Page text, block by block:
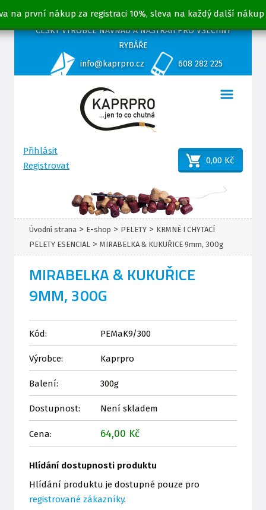
na první nákup za registraci 10%, sleva na každý další nákup
ČESKÝ VÝROBCE NÁVNAD A NÁSTRAH PRO VŠECHNY
RYBÁŘE
info@kaprpro.cz
608 282 225
Přihlásit
Registrovat
0,00 Kč
Úvodní strana > E-shop > PELETY > KRMNÉ I CHYTACÍ
PELETY ESENCIAL > MIRABELKA & KUKUŘICE 9mm, 300g
MIRABELKA & KUKUŘICE
9MM, 300G
Kód: PEMaK9/300
Výrobce: Kaprpro
Balení: 300g
Dostupnost: Není skladem
Cena: 64,00 Kč
Hlídání dostupnosti produktu
Hlídání produktu je dostupné pouze pro
registrované zákazníky.